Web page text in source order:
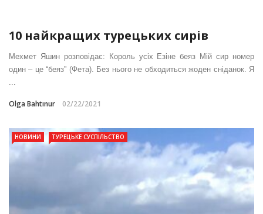
10 найкращих турецьких сирів
Мехмет Яшин розповідає: Король усіх Езіне беяз Мій сир номер
один – це “беяз” (Фета). Без нього не обходиться жоден сніданок. Я
...
Olga Bahtınur 02/22/2021
НОВИНИ ТУРЕЦЬКЕ СУСПІЛЬСТВО